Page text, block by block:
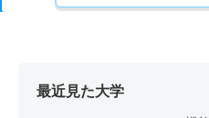
最近見た大学